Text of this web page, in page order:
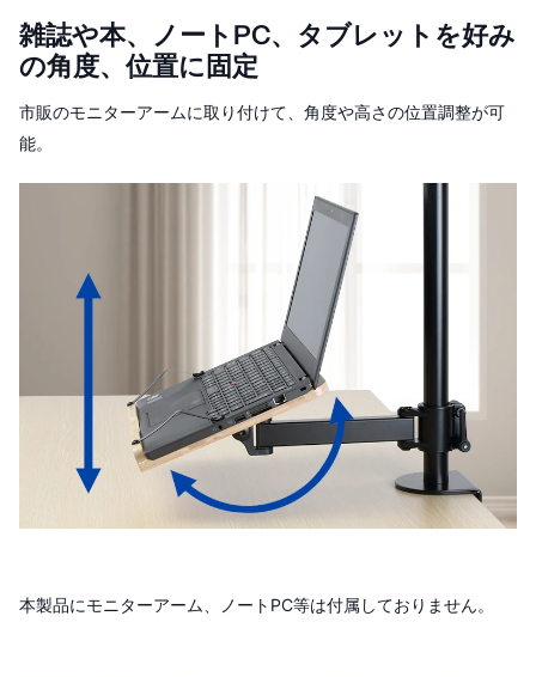
雑誌や本、ノートPC、タブレットを好み
の角度、位置に固定
市販のモニターアームに取り付けて、角度や高さの位置調整が可
能。
本製品にモニターアーム、ノートPC等は付属しておりません。